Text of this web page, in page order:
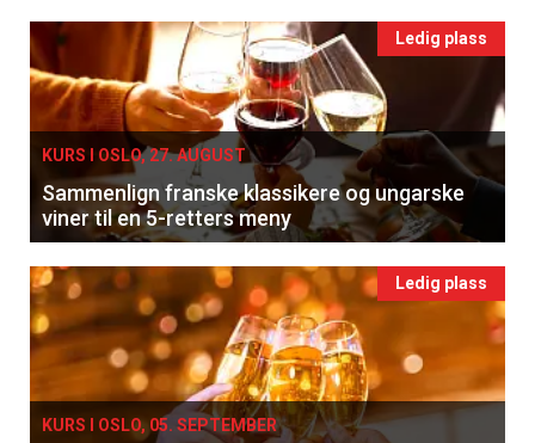
Ledig plass
KURS I OSLO, 27. AUGUST
Sammenlign franske klassikere og ungarske
viner til en 5-retters meny
Ledig plass
KURS I OSLO, 05. SEPTEMBER